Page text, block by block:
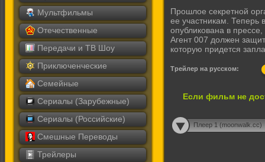
Мультфильмы
Отечественные
Передачи и ТВ Шоу
Приключенческие
Семейные
Сериалы (Зарубежные)
Сериалы (Российские)
Смешные Переводы
Трейлеры
Прошлое секретной
ее участникам. Теперь
опубликована в
Агент 007 должен
которую придется
Трейлер на русском:
Если фильм не
Плеер 1 (moonwalk.cc)